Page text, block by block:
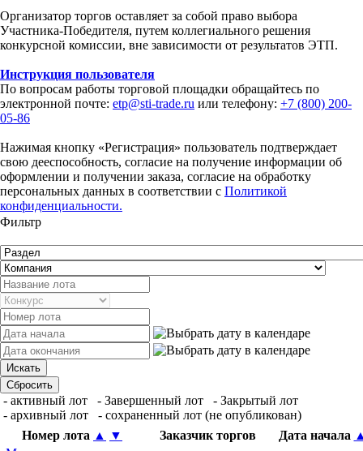
Организатор торгов оставляет за собой право выбора
Участника-Победителя, путем коллегиального решения
конкурсной комиссии, вне зависимости от результатов ЭТП.
Инструкция пользователя
По вопросам работы торговой площадки обращайтесь по
электронной почте: etp@sti-trade.ru или телефону: +7 (800) 200-
05-86
Нажимая кнопку «Регистрация» пользователь подтверждает
свою дееспособность, согласие на получение информации об
оформлении и получении заказа, согласие на обработку
персональных данных в соответствии с Политикой
конфиденциальности.
Фильтр
- активный лот - Завершенный лот
- Закрытый лот
- архивный лот
- сохраненный лот (не опубликован)
Номер лота ▲ ▼ Заказчик торгов Дата начала